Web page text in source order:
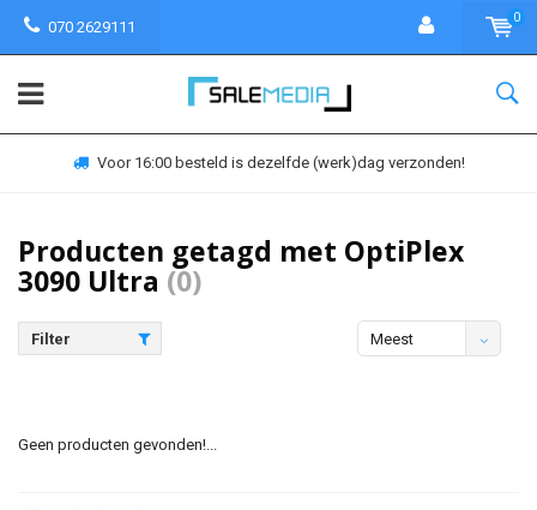
070 2629111
0
Voor 16:00 besteld is dezelfde (werk)dag verzonden!
Producten getagd met OptiPlex
3090 Ultra (0)
Filter
Meest
Geen producten gevonden!...